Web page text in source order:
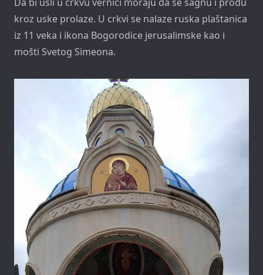
kroz uske prolaze. U crkvi se nalaze ruska plaštanica
iz 11 veka i ikona Bogorodice jerusalimske kao i
mošti Svetog Simeona.